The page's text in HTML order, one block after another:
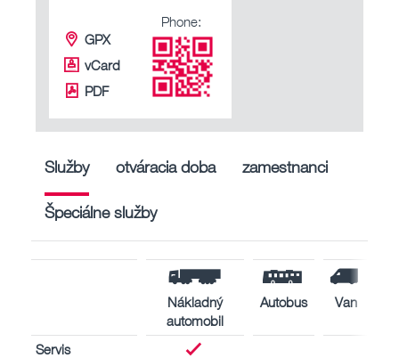
GPX
vCard
PDF
Phone:
Služby otváracia doba zamestnanci
Špeciálne služby
Nákladný
automobil
Autobus Van
Servis